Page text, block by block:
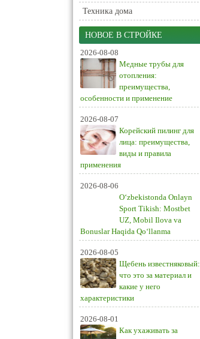
Техника дома
НОВОЕ В СТРОЙКЕ
2026-08-08
Медные трубы для
отопления:
преимущества,
особенности и применение
2026-08-07
Корейский пилинг для
лица: преимущества,
виды и правила
применения
2026-08-06
O‘zbekistonda Onlayn
Sport Tikish: Mostbet
UZ, Mobil Ilova va
Bonuslar Haqida Qo‘llanma
2026-08-05
Щебень известняковый:
что это за материал и
какие у него
характеристики
2026-08-01
Как ухаживать за